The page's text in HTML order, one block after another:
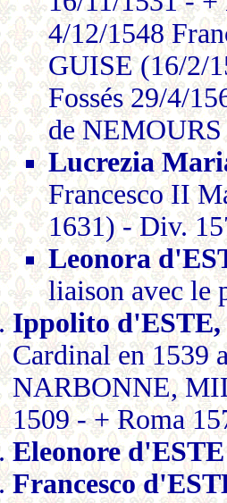
4/12/1548
GUISE (16/2/
Fossés 29/4/
de
Lucrezia
Francesco II
1631) - Div.
Leonora
liaison avec le
Ippolito
Cardinal en 1539
NARBONNE,
1509 - + Roma
Eleonore d'ESTE
Francesco